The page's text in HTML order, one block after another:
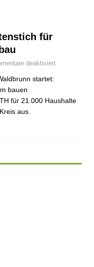
für
deaktiviert
startet:
bauen
für 21.000 Haushalte
aus.